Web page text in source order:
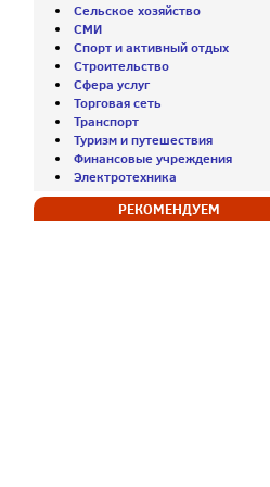
Сельское хозяйство
СМИ
Спорт и активный отдых
Строительство
Сфера услуг
Торговая сеть
Транспорт
Туризм и путешествия
Финансовые учреждения
Электротехника
РЕКОМЕНДУЕМ